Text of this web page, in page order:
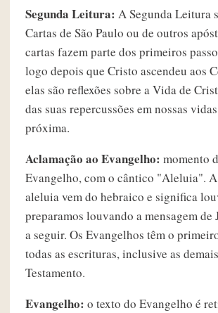
Segunda Leitura: A Segunda Leitura
Cartas de São Paulo ou de outros
cartas fazem parte dos primeiros
logo depois que Cristo ascendeu aos
elas são reflexões sobre a Vida de
das suas repercussões em nossas
próxima.
Aclamação ao Evangelho: momento
Evangelho, com o cântico "Aleluia".
aleluia vem do hebraico e significa
preparamos louvando a mensagem de
a seguir. Os Evangelhos têm o
todas as escrituras, inclusive as
Testamento.
Evangelho: o texto do Evangelho é